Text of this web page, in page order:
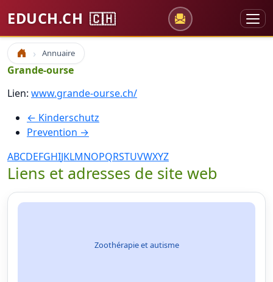
EDUCH.CH 🇨🇭
Accueil Annuaire
Grande-ourse
Lien: www.grande-ourse.ch/
← Kinderschutz
Prevention →
ABCDEFGHIJKLMNOPQRSTUVWXYZ
Liens et adresses de site web
Zoothérapie et autisme